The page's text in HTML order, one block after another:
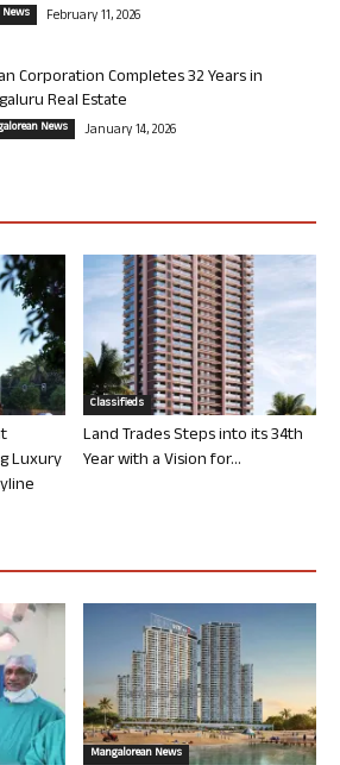
News February 11, 2026
Corporation Completes 32 Years in
Real Estate
News January 14, 2026
Luxury
Classifieds
Land Trades Steps into its 34th
Year with a Vision for...
Mangalorean News